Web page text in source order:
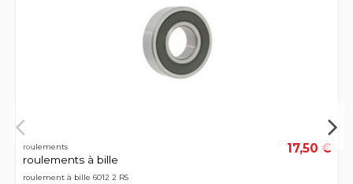
roulements
roulements à bille
17,50 €
roulement à bille 6012 2 RS